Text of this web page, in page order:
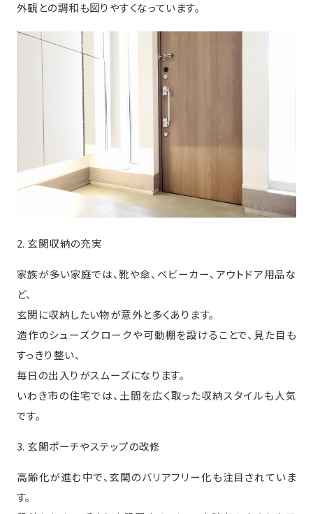
外観との調和も図りやすくなっています。
2. 玄関収納の充実
家族が多い家庭では、靴や傘、ベビーカー、アウトドア用品な
ど、
玄関に収納したい物が意外と多くあります。
造作のシューズクロークや可動棚を設けることで、見た目も
すっきり整い、
毎日の出入りがスムーズになります。
いわき市の住宅では、土間を広く取った収納スタイルも人気
です。
3. 玄関ポーチやステップの改修
高齢化が進む中で、玄関のバリアフリー化も注目されていま
す。